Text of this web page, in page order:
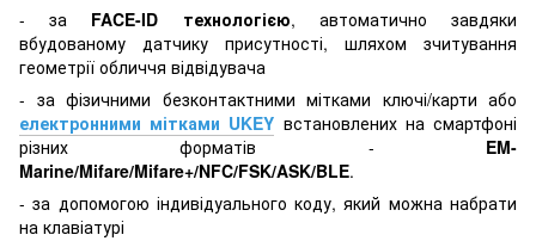
- за FACE-ID технологією, автоматично завдяки
вбудованому датчику присутності, шляхом зчитування
геометрії обличчя відвідувача
- за фізичними безконтактними мітками ключі/карти або
електронними мітками UKEY встановлених на смартфоні
різних форматів - EM-
Marine/Mifare/Mifare+/NFC/FSK/ASK/BLE.
- за допомогою індивідуального коду, який можна набрати
на клавіатурі